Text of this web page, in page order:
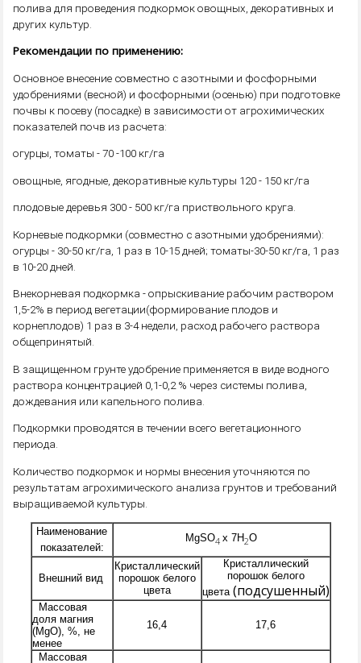
полива для проведения подкормок овощных, декоративных и
других культур.
Рекомендации по применению:
Основное внесение совместно с азотными и фосфорными
удобрениями (весной) и фосфорными (осенью) при подготовке
почвы к посеву (посадке) в зависимости от агрохимических
показателей почв из расчета:
огурцы, томаты - 70 -100 кг/га
овощные, ягодные, декоративные культуры 120 - 150 кг/га
плодовые деревья 300 - 500 кг/га приствольного круга.
Корневые подкормки (совместно с азотными удобрениями):
огурцы - 30-50 кг/га, 1 раз в 10-15 дней; томаты-30-50 кг/га, 1 раз
в 10-20 дней.
Внекорневая подкормка - опрыскивание рабочим раствором
1,5-2% в период вегетации(формирование плодов и
корнеплодов) 1 раз в 3-4 недели, расход рабочего раствора
общепринятый.
В защищенном грунте удобрение применяется в виде водного
раствора концентрацией 0,1-0,2 % через системы полива,
дождевания или капельного полива.
Подкормки проводятся в течении всего вегетационного
периода.
Количество подкормок и нормы внесения уточняются по
результатам агрохимического анализа грунтов и требований
выращиваемой культуры.
Наименование
показателей:
MgSO4 х 7Н2О
Внешний вид
Кристаллический
порошок белого
цвета
Кристаллический
порошок белого
цвета (подсушенный)
Массовая
доля магния
(MgO), %, не
менее
16,4 17,6
Массовая